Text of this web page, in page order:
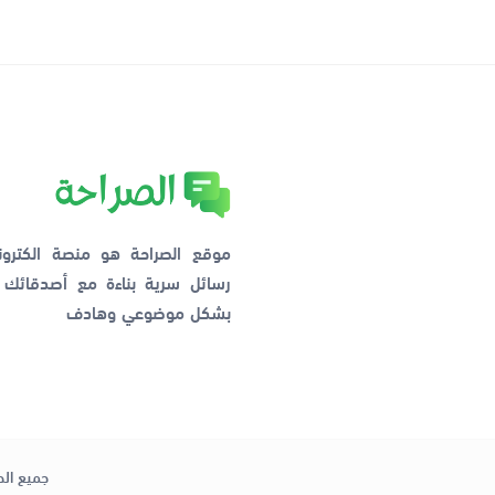
موقع الصراحة هو منصة
رسائل سرية بناءة مع
بشكل موضوعي وهادف
جميع